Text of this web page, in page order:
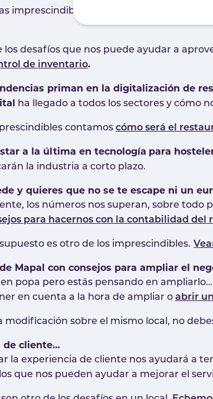
imprescindibles para
los desafíos que nos puede ayudar a
de inventario.
priman en la digitalización de
ha llegado a todos los sectores y cómo
contamos cómo será el
a la última en tecnología para
la industria a corto plazo.
y quieres que no se te escape ni un
los números nos superan, sobre todo
para hacernos con la contabilidad del
es otro de los imprescindibles.
Mapal con consejos para ampliar el
popa pero estás pensando en
en cuenta a la hora de ampliar o abrir
modificación sobre el mismo local, no
de cliente…
la experiencia de cliente nos ayudará a
que nos pueden ayudar a mejorar el